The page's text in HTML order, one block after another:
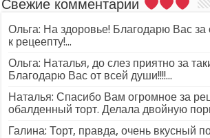
Свежие комментарии
Ольга: На здоровье! Благодарю Вас
к рецеепту!...
Ольга: Наталья, до слез приятно за
Благодарю Вас от всей души!!!!...
Наталья: Спасибо Вам огромное за
обалденный торт. Делала двойную
Галина: Торт, правда, очень вкусный